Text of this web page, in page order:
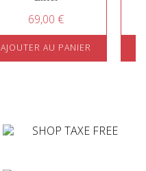
69,00 €
AJOUTER AU PANIER